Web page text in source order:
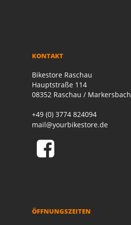
KONTAKT
Bikestore Raschau
Hauptstraße 114
08352 Raschau / Markersbach
+49 (0) 3774 824094
mail@yourbikestore.de
ÖFFNUNGSZEITEN